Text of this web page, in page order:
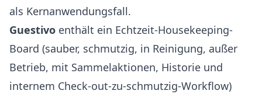
als Kernanwendungsfall.
Guestivo enthält ein Echtzeit-Housekeeping-
Board (sauber, schmutzig, in Reinigung, außer
Betrieb, mit Sammelaktionen, Historie und
internem Check-out-zu-schmutzig-Workflow)